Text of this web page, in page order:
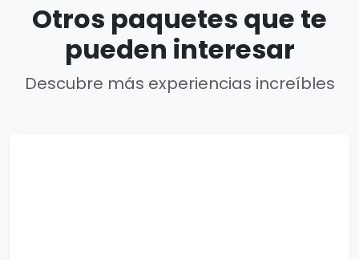
Otros paquetes que te
pueden interesar
Descubre más experiencias increíbles